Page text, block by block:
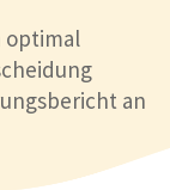
optimal
an